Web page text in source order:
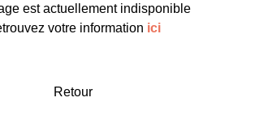
est actuellement indisponible
votre information ici
Retour